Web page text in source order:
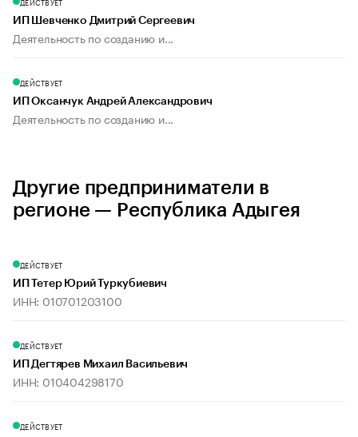
ИП Шевченко Дмитрий Сергеевич
Деятельность по созданию и...
ДЕЙСТВУЕТ
ИП Оксанчук Андрей Александрович
Деятельность по созданию и...
Другие предприниматели в
регионе — Республика Адыгея
ДЕЙСТВУЕТ
ИП Тетер Юрий Туркубиевич
ИНН: 010701203100
ДЕЙСТВУЕТ
ИП Дегтярев Михаил Васильевич
ИНН: 010404298170
ДЕЙСТВУЕТ